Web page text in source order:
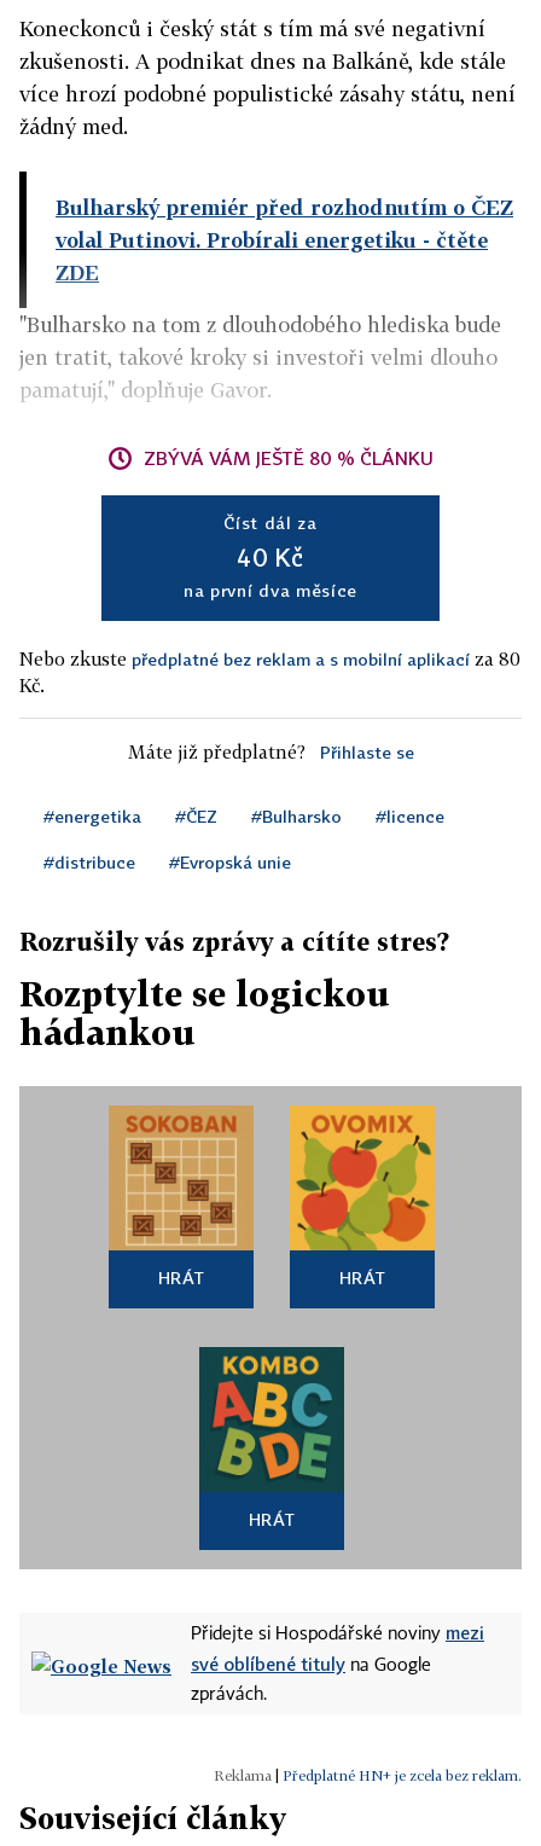
Koneckonců i český stát s tím má své negativní
zkušenosti. A podnikat dnes na Balkáně, kde stále
více hrozí podobné populistické zásahy státu, není
žádný med.
Bulharský premiér před rozhodnutím o ČEZ
volal Putinovi. Probírali energetiku - čtěte
ZDE
"Bulharsko na tom z dlouhodobého hlediska bude
jen tratit, takové kroky si investoři velmi dlouho
pamatují," doplňuje Gavor.
ZBÝVÁ VÁM JEŠTĚ 80 % ČLÁNKU
Číst dál za
40 Kč
na první dva měsíce
Nebo zkuste předplatné bez reklam a s mobilní aplikací za 80
Kč.
Máte již předplatné? Přihlaste se
#energetika #ČEZ #Bulharsko #licence
#distribuce #Evropská unie
Rozrušily vás zprávy a cítíte stres?
Rozptylte se logickou
hádankou
HRÁT HRÁT
HRÁT
Přidejte si Hospodářské noviny mezi
své oblíbené tituly na Google
zprávách.
Předplatné HN+ je zcela bez reklam.
Související články